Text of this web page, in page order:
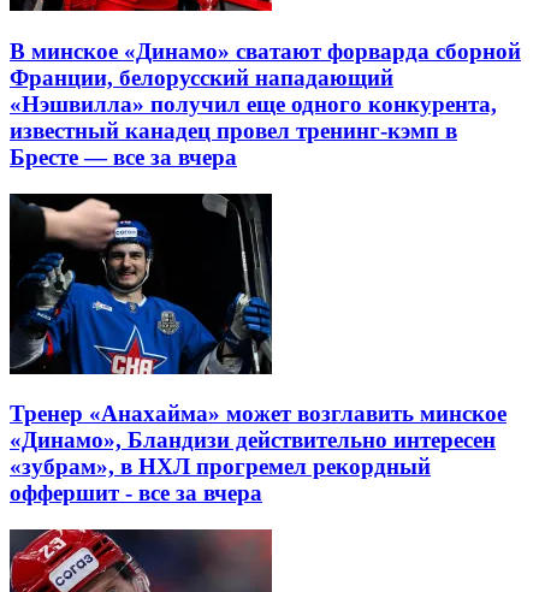
В минское «Динамо» сватают форварда сборной
Франции, белорусский нападающий
«Нэшвилла» получил еще одного конкурента,
известный канадец провел тренинг-кэмп в
Бресте — все за вчера
Тренер «Анахайма» может возглавить минское
«Динамо», Бландизи действительно интересен
«зубрам», в НХЛ прогремел рекордный
оффершит - все за вчера